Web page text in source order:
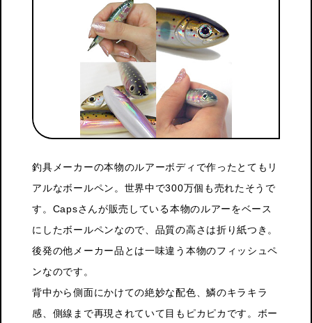
釣具メーカーの本物のルアーボディで作ったとてもリ
アルなボールペン。世界中で300万個も売れたそうで
す。Capsさんが販売している本物のルアーをベース
にしたボールペンなので、品質の高さは折り紙つき。
後発の他メーカー品とは一味違う本物のフィッシュペ
ンなのです。
背中から側面にかけての絶妙な配色、鱗のキラキラ
感、側線まで再現されていて目もピカピカです。ボー